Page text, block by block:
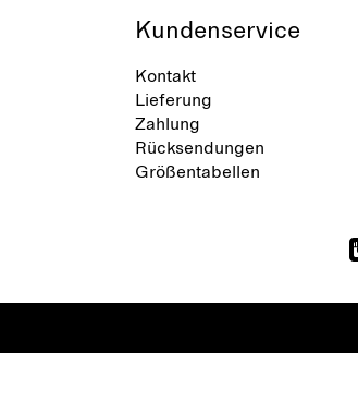
Kundenservice
Kontakt
Lieferung
Zahlung
Rücksendungen
Größentabellen